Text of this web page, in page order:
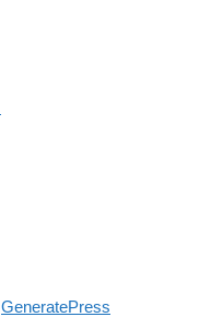
GeneratePress